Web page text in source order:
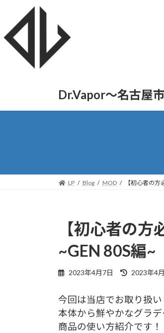
Dr.Vapor〜名古屋
LP Blog MOD 【初心者の
【初心者の
~GEN 80S編~
2023年4月7日 2023年4
今回は当店でお取り扱
本体から鮮やかなグラ
商品の使い方紹介です！